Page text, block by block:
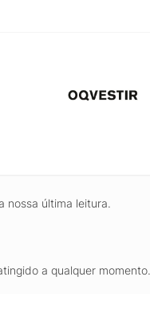
nossa última leitura.
a qualquer momento.